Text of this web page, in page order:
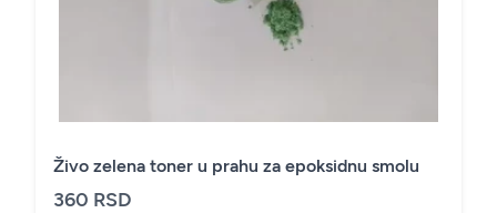
Živo zelena toner u prahu za epoksidnu smolu
360 RSD